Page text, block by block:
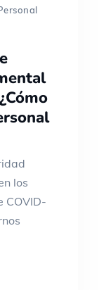
los
COVID-